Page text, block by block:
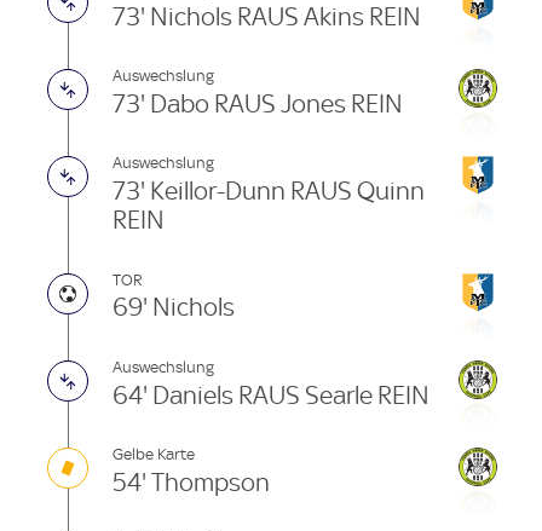
73' Nichols RAUS Akins REIN
Auswechslung
73' Dabo RAUS Jones REIN
Auswechslung
73' Keillor-Dunn RAUS Quinn
REIN
TOR
69' Nichols
Auswechslung
64' Daniels RAUS Searle REIN
Gelbe Karte
54' Thompson